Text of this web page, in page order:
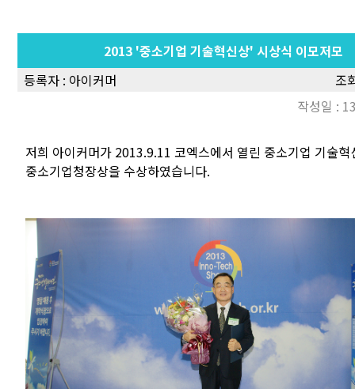
2013 '중소기업 기술혁신상' 시상식 이모저모
등록자 : 아이커머
조
작성일 :
저희 아이커머가 2013.9.11 코엑스에서 열린 중소기업 기술혁
중소기업청장상을 수상하였습니다.